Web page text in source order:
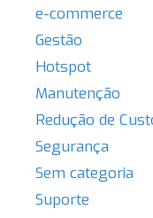
e-commerce
Gestão
Hotspot
Manutenção
Redução de
Segurança
Sem categoria
Suporte